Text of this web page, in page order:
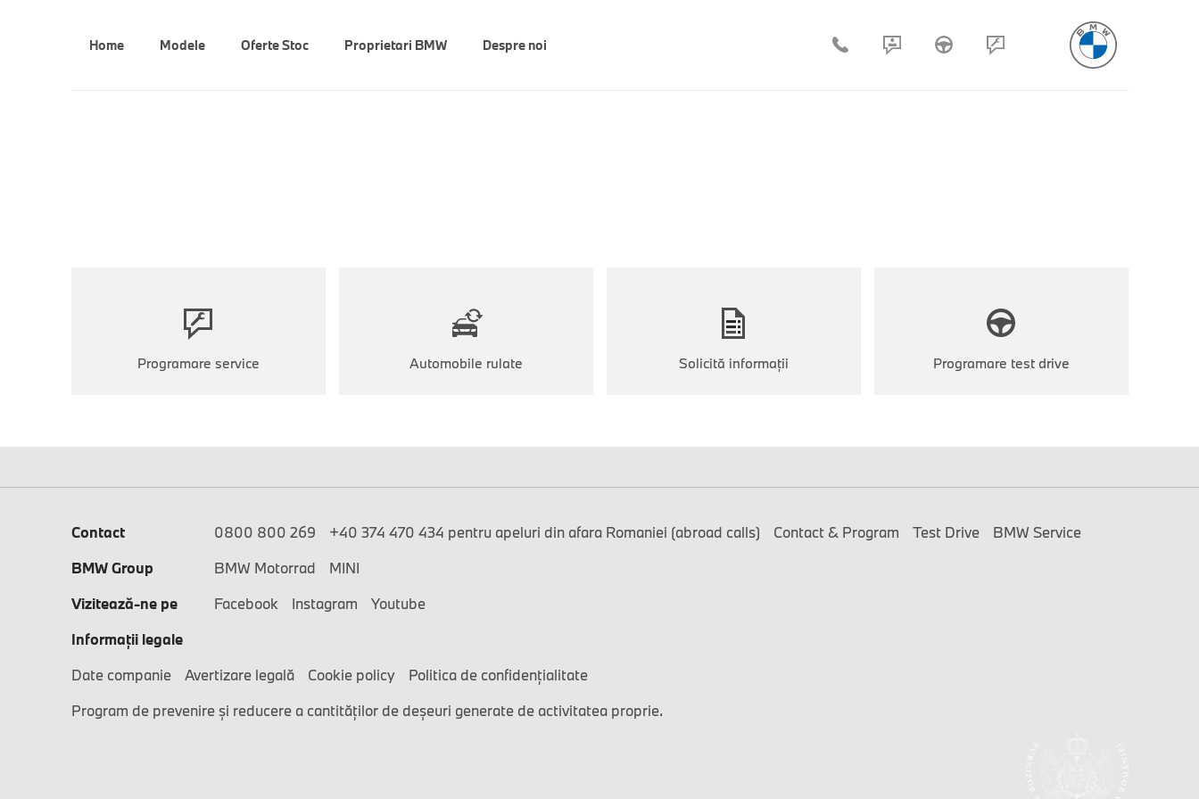
Home Modele Oferte Stoc Proprietari BMW Despre noi
Programare service Automobile rulate Solicită informaţii Programare test drive
Contact 0800 800 269 +40 374 470 434 pentru apeluri din afara Romaniei (abroad calls) Contact & Program Test Drive
BMW Service
BMW Group
BMW Motorrad
MINI
Vizitează-ne pe
Facebook Instagram
Youtube
Informaţii legale
Date companie
Avertizare legală Cookie policy
Politica de confidențialitate
Program de prevenire și reducere a cantităților de deșeuri generate de activitatea proprie.